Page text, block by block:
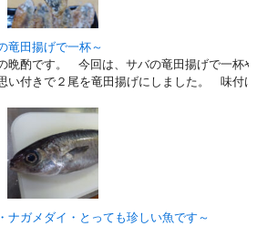
田揚げで一杯～
晩酌です。 今回は、サバの竜田揚げで一杯
い付きで２尾を竜田揚げにしました。 味付
ガメダイ・とっても珍しい魚です～